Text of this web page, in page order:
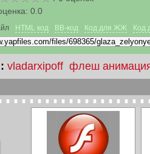
0.0
HTML код BB-код Код для ЖЖ Код
vladarxipoff флеш